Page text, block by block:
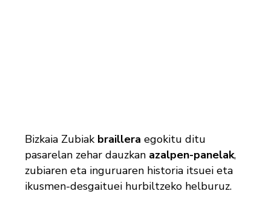
Bizkaia Zubiak braillera egokitu ditu
pasarelan zehar dauzkan azalpen-panelak,
zubiaren eta inguruaren historia itsuei eta
ikusmen-desgaituei hurbiltzeko helburuz.